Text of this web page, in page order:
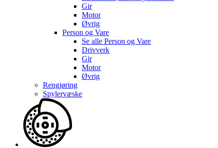
Gir
Motor
Øvrig
Person og Vare
Se alle Person og Vare
Drivverk
Gir
Motor
Øvrig
Rengjøring
Spylervæske